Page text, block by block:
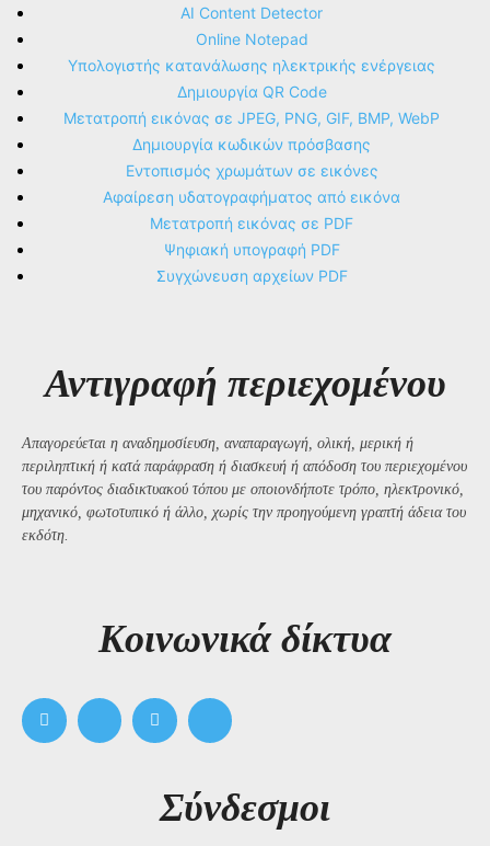
AI Content Detector
Online Notepad
Υπολογιστής κατανάλωσης ηλεκτρικής ενέργειας
Δημιουργία QR Code
Μετατροπή εικόνας σε JPEG, PNG, GIF, BMP, WebP
Δημιουργία κωδικών πρόσβασης
Εντοπισμός χρωμάτων σε εικόνες
Αφαίρεση υδατογραφήματος από εικόνα
Μετατροπή εικόνας σε PDF
Ψηφιακή υπογραφή PDF
Συγχώνευση αρχείων PDF
Αντιγραφή περιεχομένου
Απαγορεύεται η αναδημοσίευση, αναπαραγωγή, ολική, μερική ή
περιληπτική ή κατά παράφραση ή διασκευή ή απόδοση του περιεχομένου
του παρόντος διαδικτυακού τόπου με οποιονδήποτε τρόπο, ηλεκτρονικό,
μηχανικό, φωτοτυπικό ή άλλο, χωρίς την προηγούμενη γραπτή άδεια του
εκδότη.
Kοινωνικά δίκτυα
Σύνδεσμοι